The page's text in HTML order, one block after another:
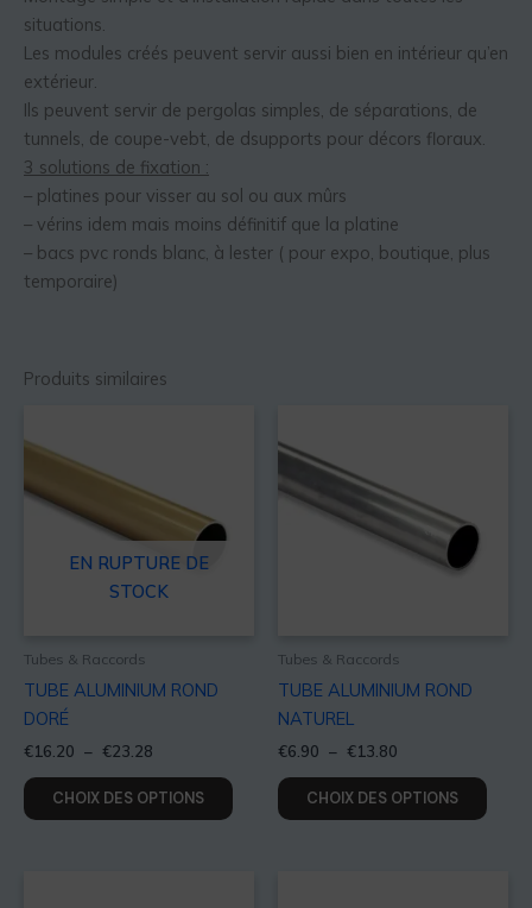
situations.
Les modules créés peuvent servir aussi bien en intérieur qu’en
extérieur.
Ils peuvent servir de pergolas simples, de séparations, de
tunnels, de coupe-vebt, de dsupports pour décors floraux.
3 solutions de fixation :
– platines pour visser au sol ou aux mûrs
– vérins idem mais moins définitif que la platine
– bacs pvc ronds blanc, à lester ( pour expo, boutique, plus
temporaire)
Produits similaires
EN RUPTURE DE
STOCK
Tubes & Raccords
TUBE ALUMINIUM ROND
DORÉ
€16.20 – €23.28
à
€23.28
CHOIX DES OPTIONS
produit
plusieurs
du
produit
Tubes & Raccords
TUBE ALUMINIUM ROND
NATUREL
€6.90 – €13.80
à
€13.80
CHOIX DES OPTIONS
du